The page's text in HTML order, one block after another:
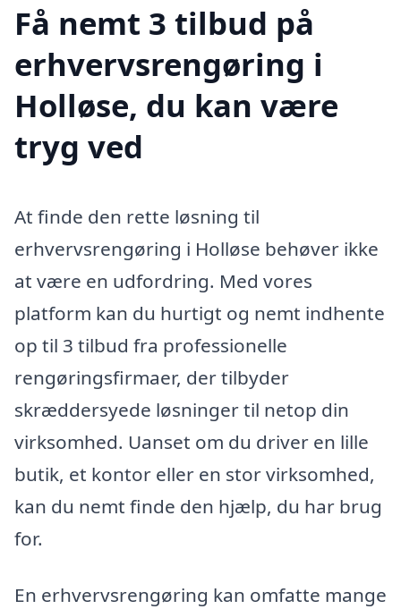
Få nemt 3 tilbud på
erhvervsrengøring i
Holløse, du kan være
tryg ved
At finde den rette løsning til
erhvervsrengøring i Holløse behøver ikke
at være en udfordring. Med vores
platform kan du hurtigt og nemt indhente
op til 3 tilbud fra professionelle
rengøringsfirmaer, der tilbyder
skræddersyede løsninger til netop din
virksomhed. Uanset om du driver en lille
butik, et kontor eller en stor virksomhed,
kan du nemt finde den hjælp, du har brug
for.
En erhvervsrengøring kan omfatte mange